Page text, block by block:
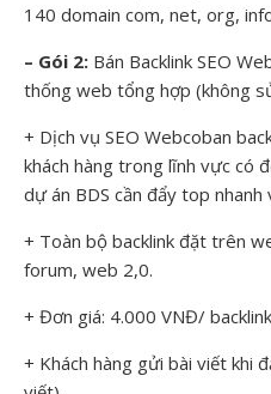
140 domain com, net, org,
– Gói 2: Bán Backlink SEO
thống web tổng hợp (không
+ Dịch vụ SEO Webcoban
khách hàng trong lĩnh vực có
dự án BDS cần đẩy top nhanh
+ Toàn bộ backlink đặt trên
forum, web 2,0.
+ Đơn giá: 4.000 VNĐ/
+ Khách hàng gửi bài viết khi